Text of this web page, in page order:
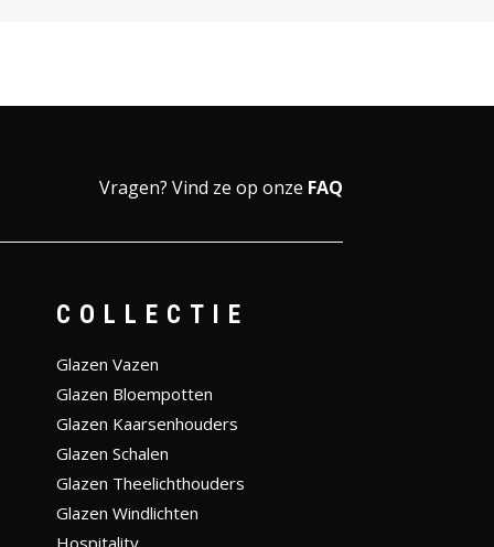
Vragen? Vind ze op onze FAQ
COLLECTIE
Glazen Vazen
Glazen Bloempotten
Glazen Kaarsenhouders
Glazen Schalen
Glazen Theelichthouders
Glazen Windlichten
Hospitality